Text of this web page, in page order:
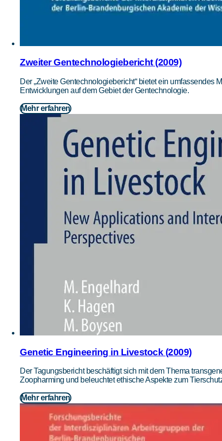
Zweiter Gentechnologiebericht (2009)
Der „Zweite Gentechnologiebericht“ bietet ein umfassendes
Entwicklungen auf dem Gebiet der Gentechnologie.
Mehr erfahren
Genetic Engineering in Livestock (2009)
Der Tagungsbericht beschäftigt sich mit dem Thema
Zoopharming und beleuchtet ethische Aspekte zum
Mehr erfahren